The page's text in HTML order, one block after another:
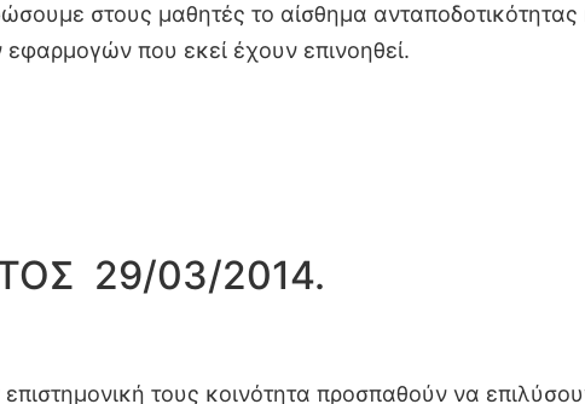
στους μαθητές το αίσθημα
εφαρμογών που εκεί έχουν επινοηθεί.
29/03/2014.
τους κοινότητα προσπαθούν να